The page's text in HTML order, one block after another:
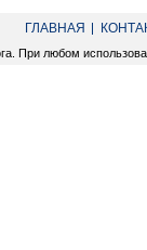
ГЛАВНАЯ
При любом